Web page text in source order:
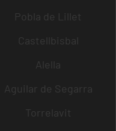
Pobla de Lillet
Castellbisbal
Alella
Aguilar de Segarra
Torrelavit